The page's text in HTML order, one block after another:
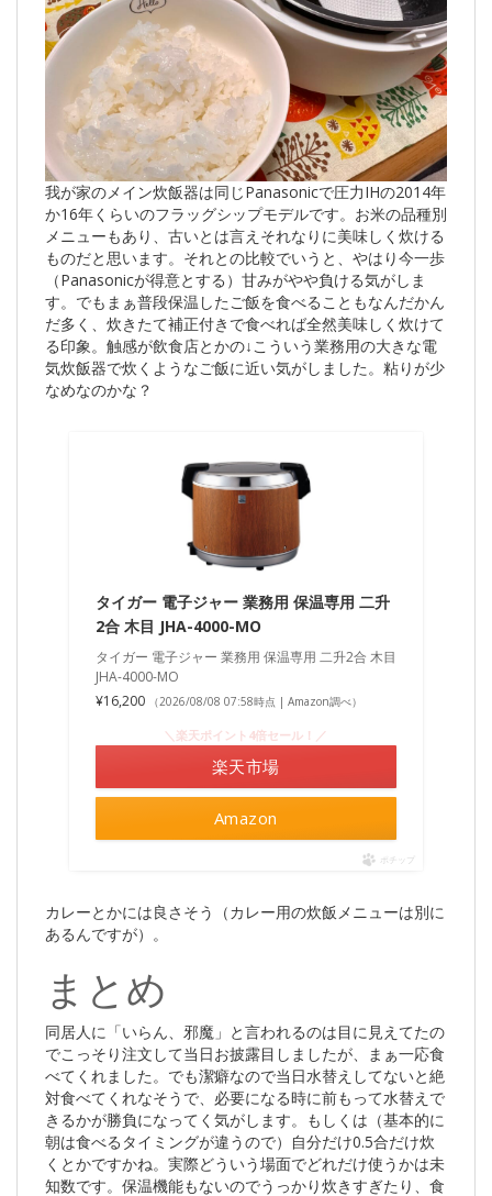
我が家のメイン炊飯器は同じPanasonicで圧力IHの2014年
か16年くらいのフラッグシップモデルです。お米の品種別
メニューもあり、古いとは言えそれなりに美味しく炊ける
ものだと思います。それとの比較でいうと、やはり今一歩
（Panasonicが得意とする）甘みがやや負ける気がしま
す。でもまぁ普段保温したご飯を食べることもなんだかん
だ多く、炊きたて補正付きで食べれば全然美味しく炊けて
る印象。触感が飲食店とかの↓こういう業務用の大きな電
気炊飯器で炊くようなご飯に近い気がしました。粘りが少
なめなのかな？
タイガー 電子ジャー 業務用 保温専用 二升
2合 木目 JHA-4000-MO
タイガー 電子ジャー 業務用 保温専用 二升2合 木目
JHA-4000-MO
¥16,200
（2026/08/08 07:58時点 | Amazon調べ）
Amazon
＼楽天ポイント4倍セール！／
楽天市場
ポチップ
カレーとかには良さそう（カレー用の炊飯メニューは別に
あるんですが）。
まとめ
同居人に「いらん、邪魔」と言われるのは目に見えてたの
でこっそり注文して当日お披露目しましたが、まぁ一応食
べてくれました。でも潔癖なので当日水替えしてないと絶
対食べてくれなそうで、必要になる時に前もって水替えで
きるかが勝負になってく気がします。もしくは（基本的に
朝は食べるタイミングが違うので）自分だけ0.5合だけ炊
くとかですかね。実際どういう場面でどれだけ使うかは未
知数です。保温機能もないのでうっかり炊きすぎたり、食